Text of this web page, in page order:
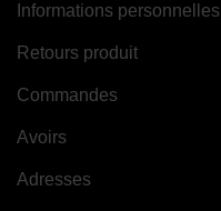
Informations personnelles
Retours produit
Commandes
Avoirs
Adresses